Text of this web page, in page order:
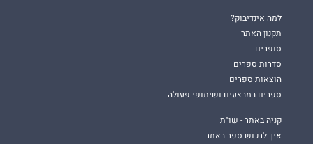
למה אינדיבוק?
תקנון האתר
סופרים
סדרות ספרים
הוצאות ספרים
ספרים במבצעים ושיתופי פעולה
קניה באתר - שו"ת
איך לרכוש ספר באתר